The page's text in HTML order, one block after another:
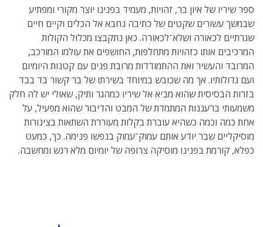
ספר שיריו של איון בר, זהויות, מעמיד בפנינו יוצר מקורי ומפתיע
שבמשך עשורים שקטים של כתיבה נחבא אל הכלים וקיים חיים
שגרתיים לכאורה ושלא־לכאורה. כאן נתקבצו מכלול הקולות
המרכיבים אותו כזהויות מתחלפות, החושפים את עולמו המורכב,
המרובד והעשיר ואת ההתמודדות מרובת פנים עם קטנות היומיום
ועם גדולותיו. אך מה שכובש במיוחד בשירתו של בר קשור בד בבד
בזרות הבסיסית שהוא מביא אל שיריו כמהגר ותיק, שאולי יש לה חלק
משמעותי ברעננות המתמדת של המבט והדיבור שהוא מפעיל, על
אחת כמה וכמה כשהיא עוברת בקלות מעוררת השתאות בצינורות
מוסיקליים שבר יודע אותם עמוק־עמוק בנפשו פנימה. כך, כמעט
כפלא, קורמת בפנינו מוסיקה צרופה של יומיום מלא רגש ומחשבה.